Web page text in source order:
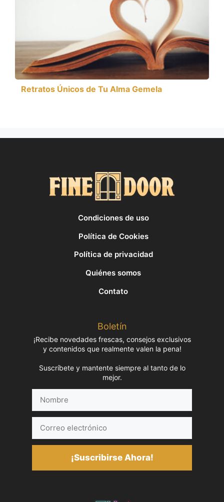
Retratos Únicos de Tu Alma Gemela
Condiciones de uso
Política de Cookies
Política de privacidad
Quiénes somos
Contato
Boletín
¡Recibe novedades frescas, consejos exclusivos
y contenidos que realmente valen la pena!
Suscríbete y mantente siempre al tanto de lo
mejor.
electrónico
¡Suscribirse Ahora!